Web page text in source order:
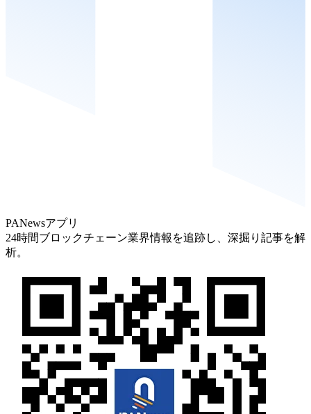
PANewsアプリ
24時間ブロックチェーン業界情報を追跡し、深掘り記事を解
析。